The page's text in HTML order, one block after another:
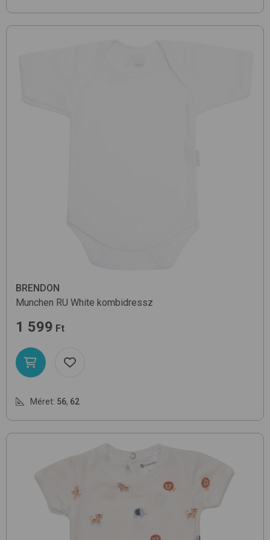
BRENDON
Munchen RU White kombidressz
1 599 Ft
Méret: 56, 62